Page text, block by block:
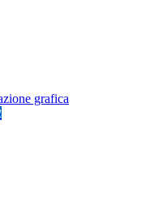
grafica